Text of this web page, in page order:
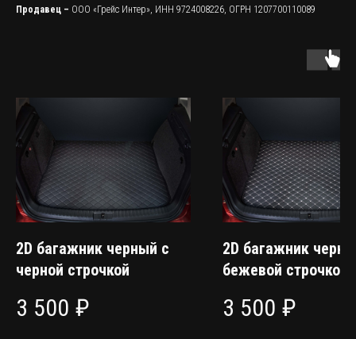
Продавец – ООО «Грейс Интер», ИНН 9724008226, ОГРН 1207700110089
2D багажник черный с
черной строчкой
3 500 ₽
2D багажник
бежевой строчкой
3 500 ₽